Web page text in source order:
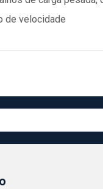
de velocidade